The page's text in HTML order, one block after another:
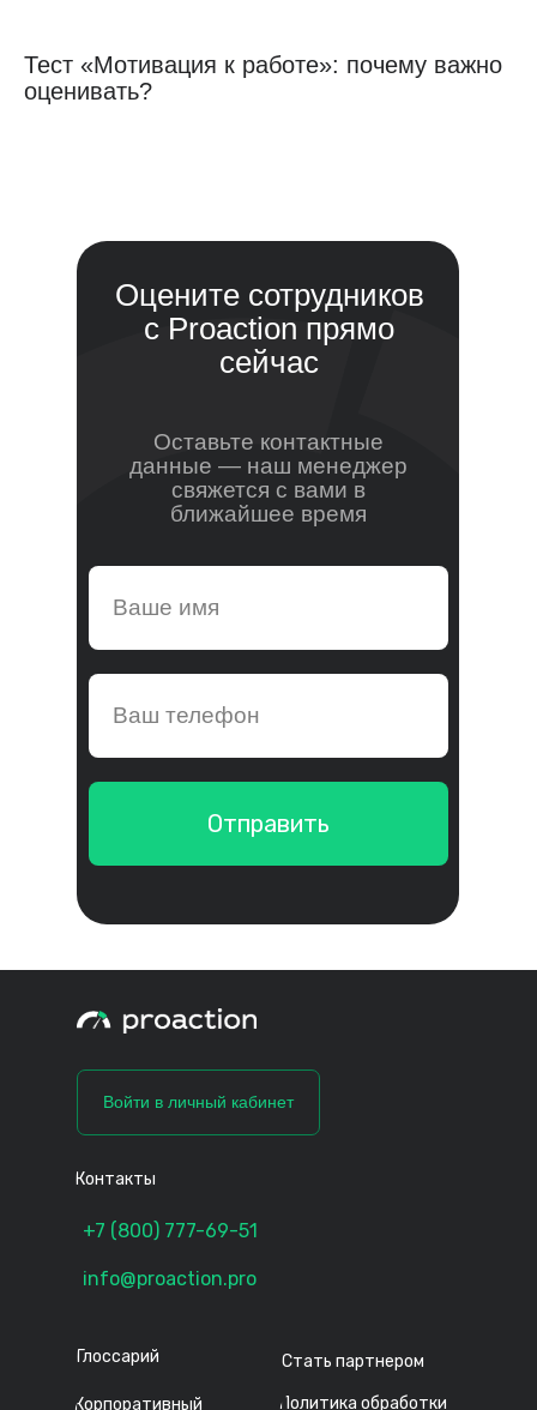
Тест «Мотивация к работе»: почему важно
оценивать?
Оставьте контактные
данные — наш менеджер
свяжется с вами в
ближайшее время
Оцените сотрудников
с Proaction прямо
сейчас
Отправить
Войти в личный кабинет
Стать партнером
Корпоративный
+7 (800) 777-69-51
info@proaction.pro
Политика обработки
Глоссарий
Контакты